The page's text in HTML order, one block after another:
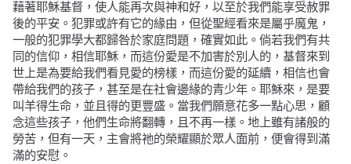
藉著耶穌基督，使人能再次與神和好，以至於我們能享受赦罪
後的平安。犯罪或許有它的緣由，但從聖經看來是屬乎魔鬼，
一般的犯罪學大都歸咎於家庭問題，確實如此。倘若我們有共
同的信仰，相信耶穌，而這份愛是不加害於別人的，基督來到
世上是為要給我們看見愛的榜樣，而這份愛的延續，相信也會
帶給我們的孩子，甚至是在社會邊緣的青少年。耶穌來，是要
叫羊得生命，並且得的更豐盛。當我們願意花多一點心思，顧
念這些孩子，他們生命將翻轉，且不再一樣。地上雖有諸般的
勞苦，但有一天，主會將祂的榮耀顯於眾人面前，便會得到滿
滿的安慰。